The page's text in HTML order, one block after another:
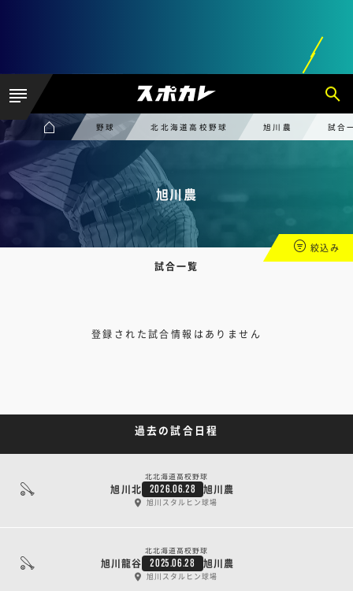
野球 北北海道高校野球 旭川農 試合
旭川農
試合一覧
絞込み
登録された試合情報はありません
過去の試合日程
北北海道高校野球
旭川北 2026.06.28 旭川農
旭川スタルヒン球場
北北海道高校野球
旭川龍谷 2025.06.28 旭川農
旭川スタルヒン球場